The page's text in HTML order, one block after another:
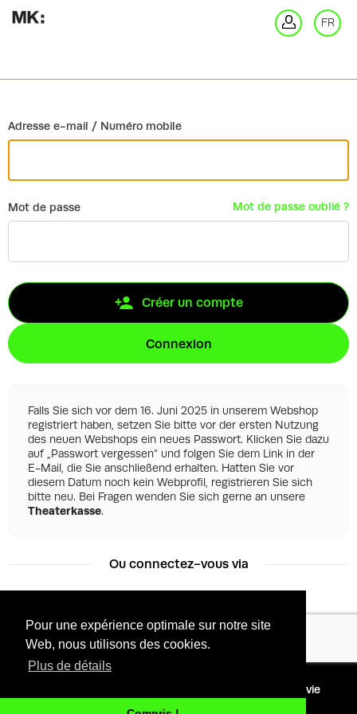
Pour une expérience optimale sur notre site
Web, nous utilisons des cookies.
Plus de détails
FR
Adresse e-mail / Numéro mobile
Mot de passe Mot de passe oublié ?
Créer un compte
Connexion
Falls Sie sich vor dem 16. Juni 2025 in unserem Webshop
registriert haben, setzen Sie bitte vor der ersten Nutzung
des neuen Webshops ein neues Passwort. Klicken Sie dazu
auf „Passwort vergessen“ und folgen Sie dem Link in der
E-Mail, die Sie anschließend erhalten. Hatten Sie vor
diesem Datum noch kein Webprofil, registrieren Sie sich
bitte neu. Bei Fragen wenden Sie sich gerne an unsere
Theaterkasse.
Ou connectez-vous via
Facebook
Tixly
Protection de la vie